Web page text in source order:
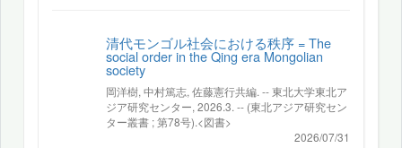
清代モンゴル社会における秩序 = The
social order in the Qing era Mongolian
society
岡洋樹, 中村篤志, 佐藤憲行共編. -- 東北大学東北ア
ジア研究センター, 2026.3. -- (東北アジア研究セン
ター叢書 ; 第78号).<図書>
2026/07/31